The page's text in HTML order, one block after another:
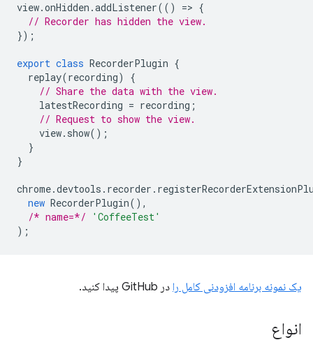
view.onHidden .addListener(() => {
// Recorder has hidden the view.
});
export class RecorderPlugin {
replay(recording)
{
// Share the data with the view.
latestRecording = recording ;
// Request to show the view.
view. show();
}
}
chrome.devtools . recorder .
new RecorderPlugin(),
/* name=*/
'CoffeeTest'
);
یک نمونه برنامه افزودنی کامل را در GitHub پیدا کنید.
انواع